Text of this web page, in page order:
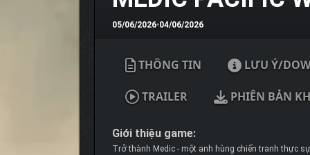
05/06/2026•04/06/2026
THÔNG TIN LƯU Ý/
TRAILER PHIÊN BẢN
Giới thiệu game:
Trở thành Medic - một anh hùng chiến tranh thực